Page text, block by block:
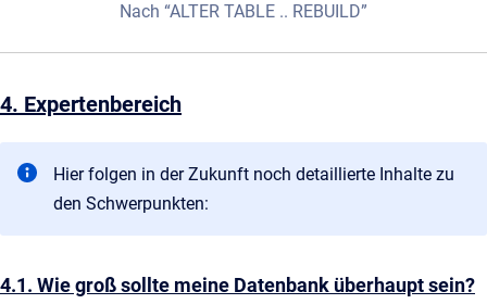
Nach “ALTER TABLE .. REBUILD”
4. Expertenbereich
Hier folgen in der Zukunft noch detaillierte Inhalte zu
den Schwerpunkten:
4.1. Wie groß sollte meine Datenbank überhaupt sein?